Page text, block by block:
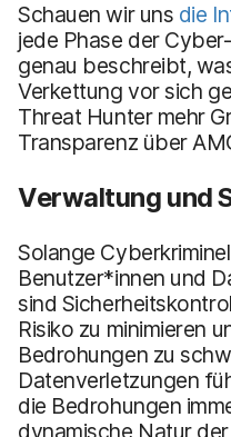
Schauen wir uns die
jede Phase der
genau beschreibt,
Verkettung vor sich
Threat Hunter mehr
Transparenz über
Verwaltung und
Solange
Benutzer*innen und
sind
Risiko zu minimieren
Bedrohungen zu
Datenverletzungen
die Bedrohungen